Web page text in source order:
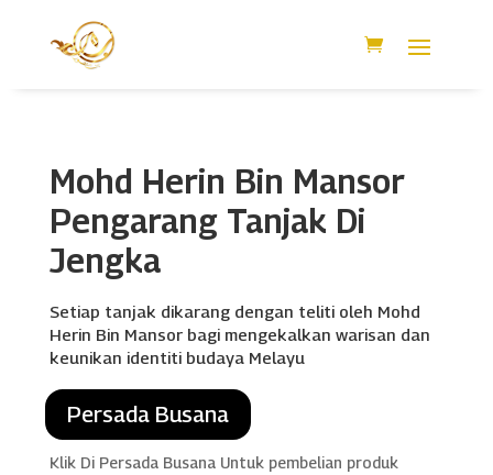
Mohd Herin Bin Mansor
Pengarang Tanjak Di
Jengka
Setiap tanjak dikarang dengan teliti oleh Mohd
Herin Bin Mansor bagi mengekalkan warisan dan
keunikan identiti budaya Melayu
Persada Busana
Klik Di Persada Busana Untuk pembelian produk